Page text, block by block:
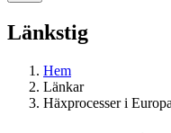
Länkstig
Hem
Länkar
Häxprocesser i